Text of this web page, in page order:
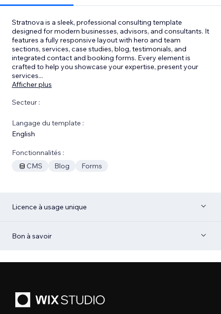
Stratnova is a sleek, professional consulting template
designed for modern businesses, advisors, and consultants. It
features a fully responsive layout with hero and team
sections, services, case studies, blog, testimonials, and
integrated contact and booking forms. Every element is
crafted to help you showcase your expertise, present your
services...
Afficher plus
Secteur :
Langage du template :
English
Fonctionnalités :
CMS
Blog Forms
Licence à usage unique
Bon à savoir